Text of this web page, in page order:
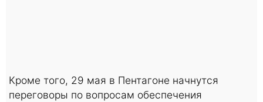
Кроме того, 29 мая в Пентагоне начнутся
переговоры по вопросам обеспечения